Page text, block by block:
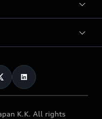
K.K. All rights